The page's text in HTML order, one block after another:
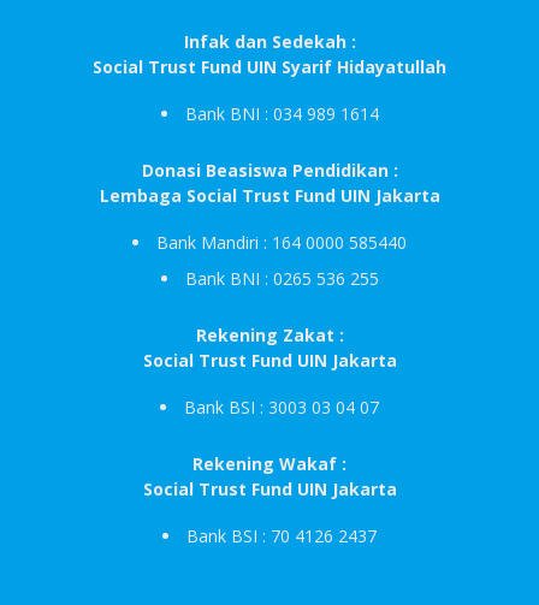
Infak dan Sedekah :
Social Trust Fund UIN Syarif Hidayatullah
Bank BNI : 034 989 1614
Donasi Beasiswa Pendidikan :
Lembaga Social Trust Fund UIN Jakarta
Bank Mandiri : 164 0000 585440
Bank BNI : 0265 536 255
Rekening Zakat :
Social Trust Fund UIN Jakarta
Bank BSI : 3003 03 04 07
Rekening Wakaf :
Social Trust Fund UIN Jakarta
Bank BSI : 70 4126 2437